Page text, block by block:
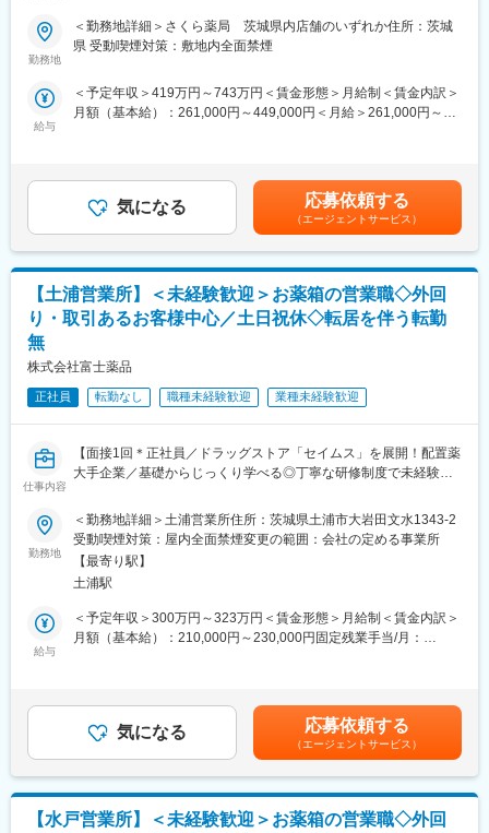
す。「会話のコツ」や「商品のご案内方法」といった実践的なス
キルを習得します。
ンに訪問します。
★困ったら先輩社員に相談しやすい雰囲気です！
売者資格を取得していただきます。（取得率90％以上）
・資格取得にあたっては、無料で支援を行いますのでご安心くだ
■働き方：
・基本土日祝休み／年3回の大型連休あり
・残業20h以内
・転居を伴う転勤はありません
■やりがい：
・最近、健康のことで困っていることがないかなど、親身にお話
献することができます。
・「この薬すごく効き目があって良かったよ。」「こないだのリ
れてありがとう。」など、「ありがとう」という言葉が一番のや
りがいです。
変更の範囲：会社の定める業務
【職務概要】
をお任せします。
す。その一つが約20年前から導入され、進化を続けている調剤シ
ステム「SPITS」。
■処方箋受付から一連の調剤業務を連動させ、業務効率化を図るほ
か、調剤過誤防止機能を高め、患者様と働くスタッフを守ってい
ます。
《業界トップクラスの認定薬局数と盤石化を図る組織体制》
医療機関連携薬局も取得しています。
■本社から業界動向などの情報が常に発信されており、患者様や医
療機関と信頼関係を築きやすい体制があるのも、 認定薬局が増え
【豊富なキャリアパス】
の能力によりますが、2～3年でキャリアアップが可能です。ま
た、管理薬剤師になると月2.5万円の昇給が行われます。
■ご希望によっては、薬剤師専任・マネジメントとしてのキャリア
だけではなく、採用担当／研修担当／本社勤務へのキャリアチェ
ンジも可能です。
【女性にも安心していただける就業環境】
■産育休取得・取得率100％
■年休126日相当（126日×8時間＝1,008時間）
【未経験でも安心な研修制度】
ただくための研修です。
勤務地
＜勤務地詳細＞さくら薬局 茨城県内店舗のいずれか住所：茨城
県 受動喫煙対策：敷地内全面禁煙
給与
＜予定年収＞419万円～743万円＜賃金形態＞月給制＜賃金内訳＞
月額（基本給）：261,000円～449,000円＜月給＞261,000円～
性があります。月給(月額)は固定手当を含めた表記です。
気になる 応募依頼する
（エージェントサービス）
【土浦営業所】＜未経験歓迎＞お薬箱の営業職◇外回
り・取引あるお客様中心／土日祝休◇転居を伴う転勤
無
株式会社富士薬品
正社員 転勤なし 職種未経験歓迎 業種未経験歓迎
仕事内容
【面接1回＊正社員／ドラッグストア「セイムス」を展開！配置薬
大手企業／基礎からじっくり学べる◎丁寧な研修制度で未経験の
■職務内容：
担当エリアのお客様（個人宅や企業）へ訪問し、配置薬（お薬
箱）や健康食品の提案をお任せします。
※既に、取引のあるお客様先を訪問するスタイルです。
＜仕事の流れ＞
たり20～30分程度）
・健康相談、新商品・サービスのご提案 など
勤務地
＜勤務地詳細＞土浦営業所住所：茨城県土浦市大岩田文水1343-2
受動喫煙対策：屋内全面禁煙変更の範囲：会社の定める事業所
【最寄り駅】
土浦駅
給与
＜予定年収＞300万円～323万円＜賃金形態＞月給制＜賃金内訳＞
月額（基本給）：210,000円～230,000円固定残業手当/月：
年収は当社規定に基づき、年齢や経験に応じて決定します。・昇
給：年1回（4月）＜モデル給与＞※入社3年目平均基本給＋各種手
当＋業績連動給→総支給月額344,141円※業績連動給：月の予算達
成や売り上げに対して支払われます賃金はあくまでも目安の金額
であり、選考を通じて上下する可能性があります。月給(月額)は固
定手当を含めた表記です。
気になる 応募依頼する
（エージェントサービス）
【水戸営業所】＜未経験歓迎＞お薬箱の営業職◇外回